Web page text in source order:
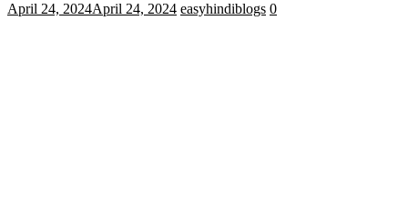
April 24, 2024April 24, 2024 easyhindiblogs 0